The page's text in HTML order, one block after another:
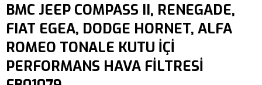
BMC JEEP COMPASS II, RENEGADE,
FIAT EGEA, DODGE HORNET, ALFA
ROMEO TONALE KUTU İÇİ
PERFORMANS HAVA FİLTRESİ